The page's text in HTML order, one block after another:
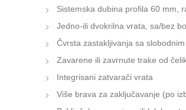
Sistemska dubina profila 60 mm,
Jedno-ili dvokrilna vrata, sa/bez
Čvrsta zastakljivanja sa
Zavarene ili zavrnute trake od
Integrisani zatvarači vrata
Više brava za zaključavanje (po